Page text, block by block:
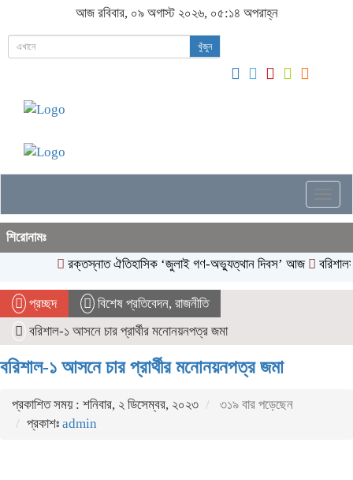
আজ রবিবার, ০৯ অগাস্ট ২০২৬, ০৫:১৪ অপরাহ্ন
খুঁজুন
শিরোনামঃ
রক্তস্নাত ঐতিহাসিক ‌‘জুলাই গণ-অভ্যুত্থান দিবস’ আজ
প্রচ্ছদ বিশেষ প্রতিবেদন, রাজনীতি
বরিশাল-১ আসনে চার প্রার্থীর মনোনয়নপত্র জমা
বরিশাল-১ আসনে চার প্রার্থীর মনোনয়নপত্র জমা
প্রকাশিত সময় : শনিবার, ২ ডিসেম্বর, ২০২৩
৩১৯ বার পড়েছেন
প্রকাশঃ admin